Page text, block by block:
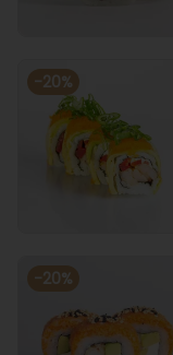
-20%
-20%